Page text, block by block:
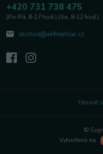
+420 731 738 475
(Po-Pá, 8-17 hod.) (So, 8-12 hod.)
obchod@airfreshcar.cz
Upravit
©
Vytvořeno na